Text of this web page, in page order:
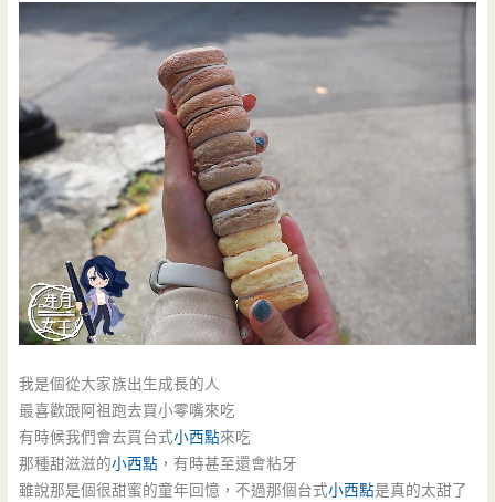
我是個從大家族出生成長的人
最喜歡跟阿祖跑去買小零嘴來吃
有時候我們會去買台式小西點來吃
那種甜滋滋的小西點 ，有時甚至還會粘牙
雖說那是個很甜蜜的童年回憶，不過那個台式小西點是真的太甜了